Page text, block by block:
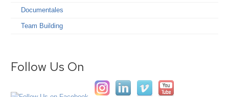
Documentales
Team Building
Follow Us On